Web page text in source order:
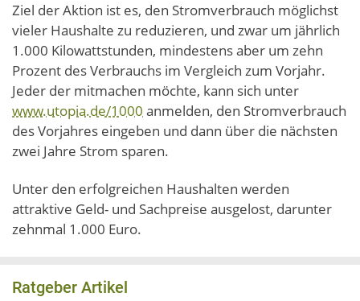
Ziel der Aktion ist es, den Stromverbrauch möglichst
vieler Haushalte zu reduzieren, und zwar um jährlich
1.000 Kilowattstunden, mindestens aber um zehn
Prozent des Verbrauchs im Vergleich zum Vorjahr.
Jeder der mitmachen möchte, kann sich unter
www.utopia.de/1000 anmelden, den Stromverbrauch
des Vorjahres eingeben und dann über die nächsten
zwei Jahre Strom sparen.
Unter den erfolgreichen Haushalten werden
attraktive Geld- und Sachpreise ausgelost, darunter
zehnmal 1.000 Euro.
Ratgeber Artikel